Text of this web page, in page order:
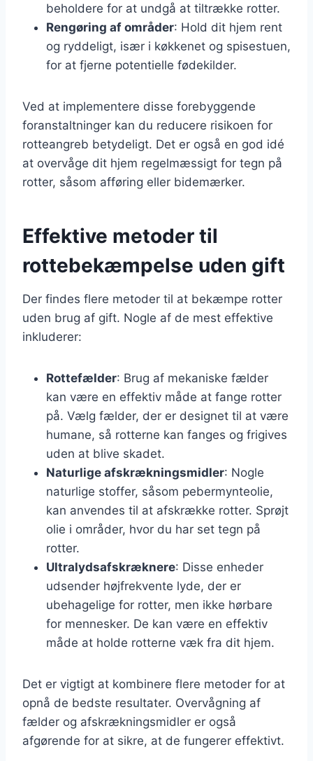
beholdere for at undgå at tiltrække rotter.
Rengøring af områder: Hold dit hjem rent
og ryddeligt, især i køkkenet og spisestuen,
for at fjerne potentielle fødekilder.
Ved at implementere disse forebyggende
foranstaltninger kan du reducere risikoen for
rotteangreb betydeligt. Det er også en god idé
at overvåge dit hjem regelmæssigt for tegn på
rotter, såsom afføring eller bidemærker.
Effektive metoder til
rottebekæmpelse uden gift
Der findes flere metoder til at bekæmpe rotter
uden brug af gift. Nogle af de mest effektive
inkluderer:
Rottefælder: Brug af mekaniske fælder
kan være en effektiv måde at fange rotter
på. Vælg fælder, der er designet til at være
humane, så rotterne kan fanges og frigives
uden at blive skadet.
Naturlige afskrækningsmidler: Nogle
naturlige stoffer, såsom pebermynteolie,
kan anvendes til at afskrække rotter. Sprøjt
olie i områder, hvor du har set tegn på
rotter.
Ultralydsafskræknere: Disse enheder
udsender højfrekvente lyde, der er
ubehagelige for rotter, men ikke hørbare
for mennesker. De kan være en effektiv
måde at holde rotterne væk fra dit hjem.
Det er vigtigt at kombinere flere metoder for at
opnå de bedste resultater. Overvågning af
fælder og afskrækningsmidler er også
afgørende for at sikre, at de fungerer effektivt.